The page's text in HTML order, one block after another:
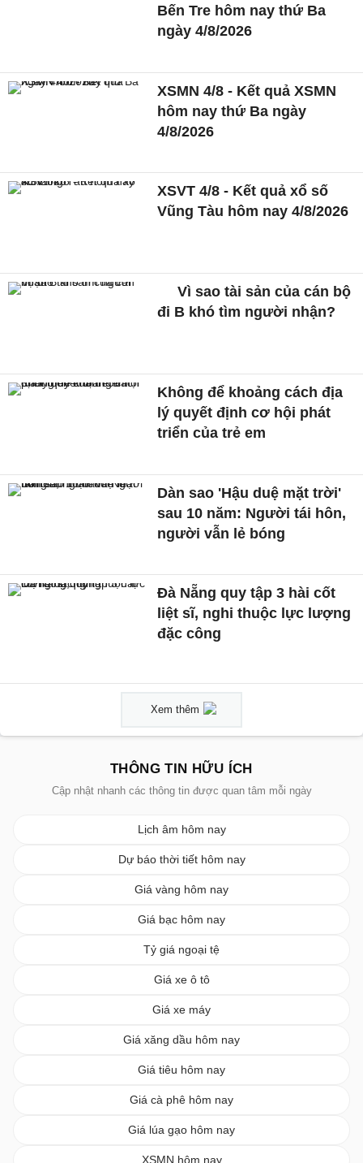
Bến Tre hôm nay thứ Ba
ngày 4/8/2026
XSMN 4/8 - Kết quả XSMN
hôm nay thứ Ba ngày
4/8/2026
XSVT 4/8 - Kết quả xổ số
Vũng Tàu hôm nay 4/8/2026
Vì sao tài sản của cán bộ
đi B khó tìm người nhận?
Không để khoảng cách địa
lý quyết định cơ hội phát
triển của trẻ em
Dàn sao 'Hậu duệ mặt trời'
sau 10 năm: Người tái hôn,
người vẫn lẻ bóng
Đà Nẵng quy tập 3 hài cốt
liệt sĩ, nghi thuộc lực lượng
đặc công
Xem thêm
THÔNG TIN HỮU ÍCH
Cập nhật nhanh các thông tin được quan tâm mỗi ngày
Lịch âm hôm nay
Dự báo thời tiết hôm nay
Giá vàng hôm nay
Giá bạc hôm nay
Tỷ giá ngoại tệ
Giá xe ô tô
Giá xe máy
Giá xăng dầu hôm nay
Giá tiêu hôm nay
Giá cà phê hôm nay
Giá lúa gạo hôm nay
XSMN hôm nay